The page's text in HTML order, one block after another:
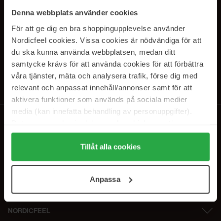
Denna webbplats använder cookies
För att ge dig en bra shoppingupplevelse använder
Nordicfeel cookies. Vissa cookies är nödvändiga för att
du ska kunna använda webbplatsen, medan ditt
samtycke krävs för att använda cookies för att förbättra
våra tjänster, mäta och analysera trafik, förse dig med
relevant och anpassat innehåll/annonser samt för att
aktivera funktioner som används på sociala medier
media (kan innefatta behandling av personuppgifter).
Genom att trycka på "Tillåt alla cookies" accepterar du
alla cookies, medan du under "Detaljer" kan anpassa
användningen av cookies. Du kan när som helst återkalla
samt vår Integritetspolicy.
Tillåt alla cookies
Anpassa
SUBSCRIBE TO OUR
NEWSLETTER
E-postadresse
Ved å abonnere godtar du vårpersonvernerklæring. Du kan melde deg
NORDICFEEL